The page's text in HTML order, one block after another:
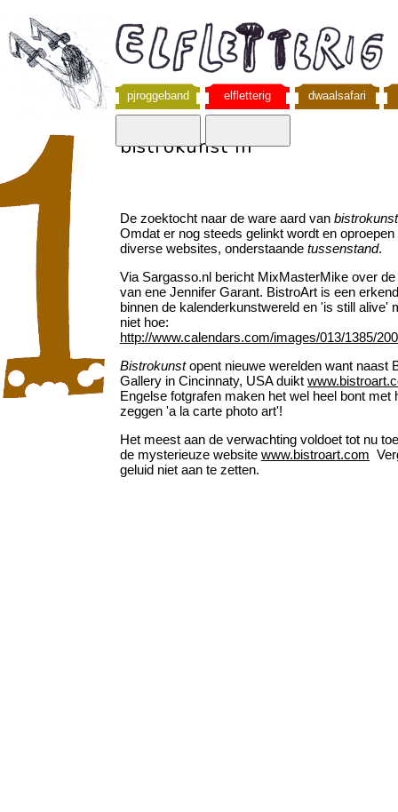
pjroggeband elfletterig dwaalsafari
bistrokunst III
De zoektocht naar de ware aard van
Omdat er nog steeds gelinkt wordt en
diverse websites, onderstaande tussenstand.
Via Sargasso.nl bericht MixMasterMike over
van ene Jennifer Garant. BistroArt is een
binnen de kalenderkunstwereld en 'is still alive'
niet hoe:
http://www.calendars.com/images/013/1385/
Bistrokunstopent nieuwe werelden want naast
Gallery in Cincinnaty, USA duikt
Engelse fotgrafen maken het wel heel bont met
zeggen 'a la carte photo art'!
Het meest aan de verwachting voldoet tot nu
de mysterieuze website www.bistroart.com
geluid niet aan te zetten.